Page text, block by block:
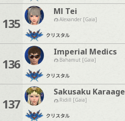
135
Ml Tei
Alexander [Gaia]
クリスタル
136
Imperial Medics
Bahamut [Gaia]
クリスタル
137
Sakusaku Karaage
Ridill [Gaia]
クリスタル